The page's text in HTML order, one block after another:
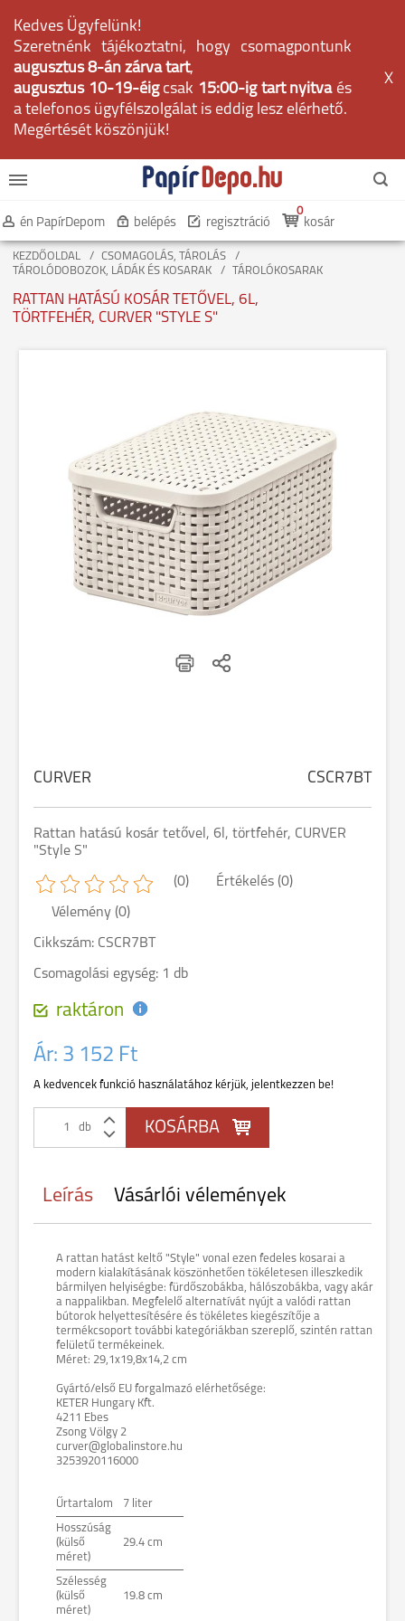
Kedves Ügyfelünk!
Szeretnénk tájékoztatni, hogy csomagpontunk
augusztus 8-án zárva tart,
augusztus 10-19-éig csak 15:00-ig tart nyitvaés
a telefonos ügyfélszolgálat is eddig lesz elérhető.
Megértését köszönjük!
X
én PapírDepom belépés regisztráció kosár
0
KEZDŐOLDAL
CSOMAGOLÁS, TÁROLÁS
TÁROLÓDOBOZOK, LÁDÁK ÉS KOSARAK
TÁROLÓKOSARAK
RATTAN HATÁSÚ KOSÁR TETŐVEL, 6L,
TÖRTFEHÉR, CURVER "STYLE S"
CURVER CSCR7BT
Rattan hatású kosár tetővel, 6l, törtfehér, CURVER
"Style S"
(0) Értékelés (0)
Vélemény (0)
Cikkszám: CSCR7BT
Csomagolási egység: 1 db
raktáron
Ár: 3 152 Ft
A kedvencek funkció használatához kérjük, jelentkezzen be!
db
Leírás Vásárlói vélemények
A rattan hatást keltő "Style" vonal ezen fedeles kosarai a
modern kialakításának köszönhetően tökéletesen illeszkedik
bármilyen helyiségbe: fürdőszobákba, hálószobákba, vagy akár
a nappalikban. Megfelelő alternatívát nyújt a valódi rattan
bútorok helyettesítésére és tökéletes kiegészítője a
termékcsoport további kategóriákban szereplő, szintén rattan
felületű termékeinek.
Méret: 29,1x19,8x14,2 cm
Gyártó/első EU forgalmazó elérhetősége:
KETER Hungary Kft.
4211 Ebes
Zsong Völgy 2
curver@globalinstore.hu
3253920116000
Űrtartalom 7 liter
Hosszúság
(külső
méret)
29.4 cm
Szélesség
(külső
méret)
19.8 cm